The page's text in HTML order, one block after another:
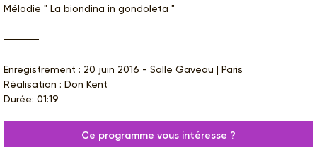
Mélodie " La biondina in gondoleta "
Enregistrement : 20 juin 2016 - Salle Gaveau | Paris
Réalisation : Don Kent
Durée: 01:19
Ce programme vous intéresse ?